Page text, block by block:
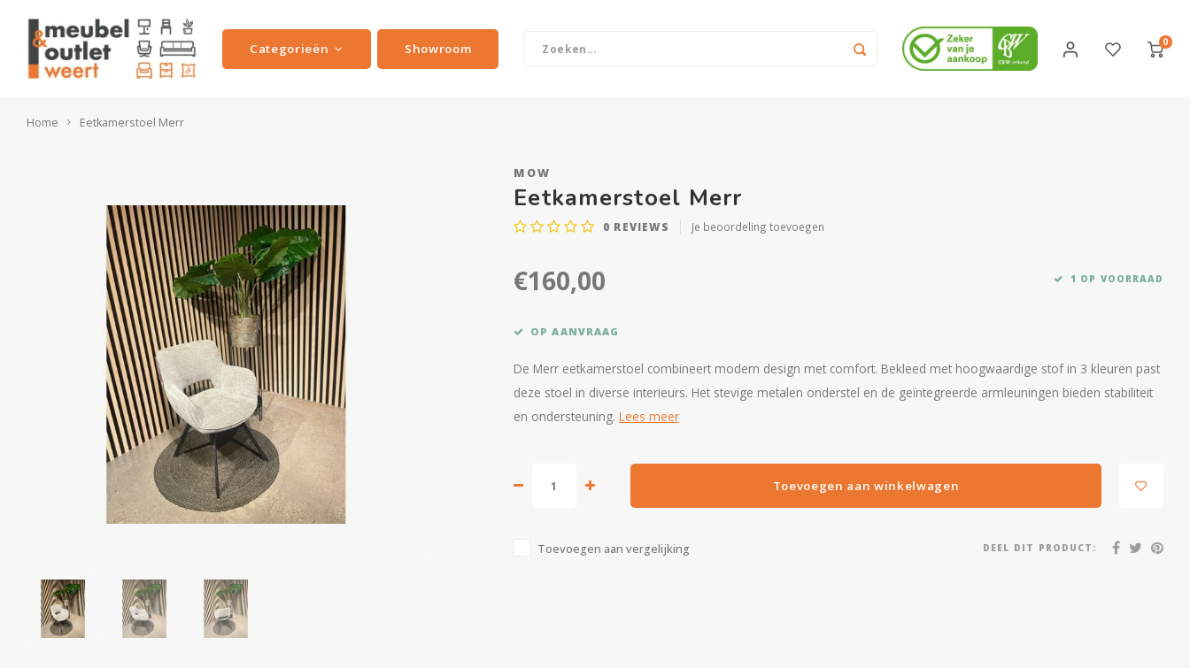
Categorieën Showroom 0
Home Eetkamerstoel Merr
MOW
Eetkamerstoel Merr
0 REVIEWS Je beoordeling toevoegen
€160,00 1 OP VOORRAAD
OP AANVRAAG
De Merr eetkamerstoel combineert modern design met comfort. Bekleed met hoogwaardige stof in 3 kleuren past
deze stoel in diverse interieurs. Het stevige metalen onderstel en de geïntegreerde armleuningen bieden stabiliteit
en ondersteuning. Lees meer
Toevoegen aan winkelwagen
Toevoegen aan vergelijking DEEL DIT PRODUCT: